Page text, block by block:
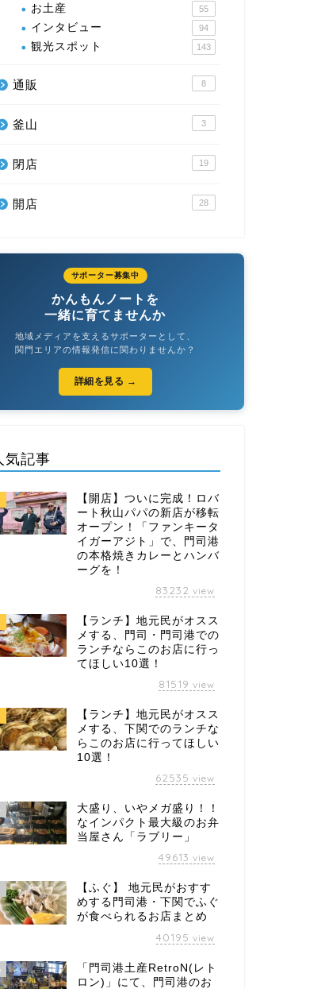
お土産 55
インタビュー 94
観光スポット 143
通販 8
釜山 3
閉店 19
開店 28
サポーター募集中
かんもんノートを
一緒に育てませんか
地域メディアを支えるサポーターとして、
関門エリアの情報発信に関わりませんか？
詳細を見る →
気記事
【開店】ついに完成！ロバ
ート秋山パパの新店が移転
オープン！「ファンキータ
イガーアジト」で、門司港
の本格焼きカレーとハンバ
ーグを！
83232 view
【ランチ】地元民がオスス
メする、門司・門司港での
ランチならこのお店に行っ
てほしい10選！
81519 view
【ランチ】地元民がオスス
メする、下関でのランチな
らこのお店に行ってほしい
10選！
62535 view
大盛り、いやメガ盛り！！
なインパクト最大級のお弁
当屋さん「ラブリー」
49613 view
【ふぐ】 地元民がおすす
めする門司港・下関でふぐ
が食べられるお店まとめ
40195 view
「門司港土産RetroN(レト
ロン)」にて、門司港のお